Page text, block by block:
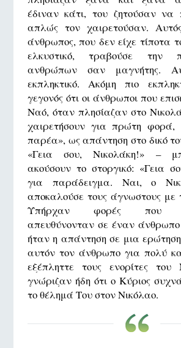
έδιναν κάτι, του ζητούσαν να
απλώς τον χαιρετούσαν.
άνθρωπος, που δεν είχε τίποτα
ελκυστικό, τραβούσε την
ανθρώπων σαν μαγνήτης.
εκπληκτικό. Ακόμη πιο
γεγονός ότι οι άνθρωποι που
Ναό, όταν πλησίαζαν στο
χαιρετήσουν για πρώτη φορά,
παρέα», ως απάντηση στο δικό
«Γεια σου, Νικολάκη!» –
ακούσουν το στοργικό: «Γεια
για παράδειγμα. Ναι, ο
αποκαλούσε τους άγνωστους με
Υπήρχαν φορές που
απευθύνονταν σε έναν άνθρωπο
ήταν η απάντηση σε μια
αυτόν τον άνθρωπο για πολύ
εξέπληττε τους ενορίτες
γνώριζαν ήδη ότι ο Κύριος
το θέλημά Του στον Νικόλαο.